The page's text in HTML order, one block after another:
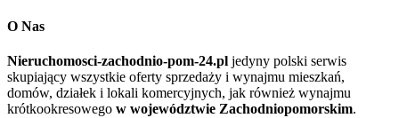
O Nas
Nieruchomosci-zachodnio-pom-24.pl jedyny polski serwis
skupiający wszystkie oferty sprzedaży i wynajmu mieszkań,
domów, działek i lokali komercyjnych, jak również wynajmu
krótkookresowego w województwie Zachodniopomorskim.